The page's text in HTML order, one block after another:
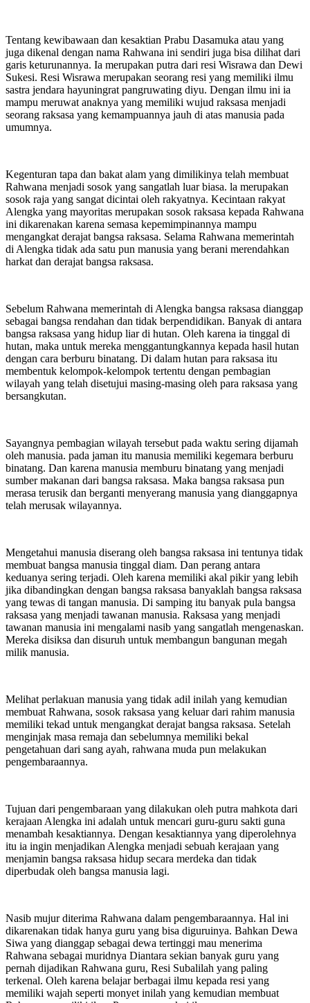
Tentang kewibawaan dan kesaktian Prabu Dasamuka atau yang
juga dikenal dengan nama Rahwana ini sendiri juga bisa dilihat dari
garis keturunannya. Ia merupakan putra dari resi Wisrawa dan Dewi
Sukesi. Resi Wisrawa merupakan seorang resi yang memiliki ilmu
sastra jendara hayuningrat pangruwating diyu. Dengan ilmu ini ia
mampu meruwat anaknya yang memiliki wujud raksasa menjadi
seorang raksasa yang kemampuannya jauh di atas manusia pada
umumnya.
Kegenturan tapa dan bakat alam yang dimilikinya telah membuat
Rahwana menjadi sosok yang sangatlah luar biasa. la merupakan
sosok raja yang sangat dicintai oleh rakyatnya. Kecintaan rakyat
Alengka yang mayoritas merupakan sosok raksasa kepada Rahwana
ini dikarenakan karena semasa kepemimpinannya mampu
mengangkat derajat bangsa raksasa. Selama Rahwana memerintah
di Alengka tidak ada satu pun manusia yang berani merendahkan
harkat dan derajat bangsa raksasa.
Sebelum Rahwana memerintah di Alengka bangsa raksasa dianggap
sebagai bangsa rendahan dan tidak berpendidikan. Banyak di antara
bangsa raksasa yang hidup liar di hutan. Oleh karena ia tinggal di
hutan, maka untuk mereka menggantungkannya kepada hasil hutan
dengan cara berburu binatang. Di dalam hutan para raksasa itu
membentuk kelompok-kelompok tertentu dengan pembagian
wilayah yang telah disetujui masing-masing oleh para raksasa yang
bersangkutan.
Sayangnya pembagian wilayah tersebut pada waktu sering dijamah
oleh manusia. pada jaman itu manusia memiliki kegemara berburu
binatang. Dan karena manusia memburu binatang yang menjadi
sumber makanan dari bangsa raksasa. Maka bangsa raksasa pun
merasa terusik dan berganti menyerang manusia yang dianggapnya
telah merusak wilayannya.
Mengetahui manusia diserang oleh bangsa raksasa ini tentunya tidak
membuat bangsa manusia tinggal diam. Dan perang antara
keduanya sering terjadi. Oleh karena memiliki akal pikir yang lebih
jika dibandingkan dengan bangsa raksasa banyaklah bangsa raksasa
yang tewas di tangan manusia. Di samping itu banyak pula bangsa
raksasa yang menjadi tawanan manusia. Raksasa yang menjadi
tawanan manusia ini mengalami nasib yang sangatlah mengenaskan.
Mereka disiksa dan disuruh untuk membangun bangunan megah
milik manusia.
Melihat perlakuan manusia yang tidak adil inilah yang kemudian
membuat Rahwana, sosok raksasa yang keluar dari rahim manusia
memiliki tekad untuk mengangkat derajat bangsa raksasa. Setelah
menginjak masa remaja dan sebelumnya memiliki bekal
pengetahuan dari sang ayah, rahwana muda pun melakukan
pengembaraannya.
Tujuan dari pengembaraan yang dilakukan oleh putra mahkota dari
kerajaan Alengka ini adalah untuk mencari guru-guru sakti guna
menambah kesaktiannya. Dengan kesaktiannya yang diperolehnya
itu ia ingin menjadikan Alengka menjadi sebuah kerajaan yang
menjamin bangsa raksasa hidup secara merdeka dan tidak
diperbudak oleh bangsa manusia lagi.
Nasib mujur diterima Rahwana dalam pengembaraannya. Hal ini
dikarenakan tidak hanya guru yang bisa diguruinya. Bahkan Dewa
Siwa yang dianggap sebagai dewa tertinggi mau menerima
Rahwana sebagai muridnya Diantara sekian banyak guru yang
pernah dijadikan Rahwana guru, Resi Subalilah yang paling
terkenal. Oleh karena belajar berbagai ilmu kepada resi yang
memiliki wajah seperti monyet inilah yang kemudian membuat